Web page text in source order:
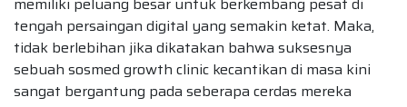
tengah persaingan digital yang semakin ketat. Maka,
tidak berlebihan jika dikatakan bahwa suksesnya
sebuah sosmed growth clinic kecantikan di masa kini
sangat bergantung pada seberapa cerdas mereka